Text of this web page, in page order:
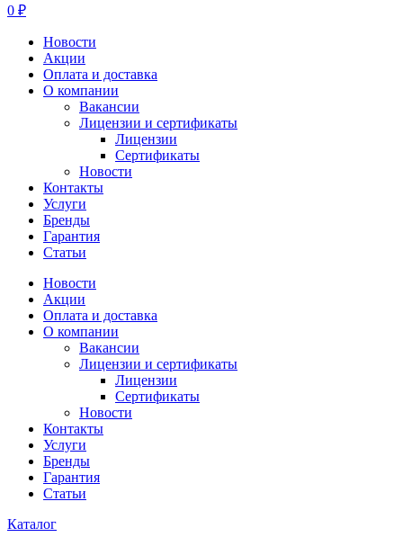
0 ₽
Новости
Акции
Оплата и доставка
О компании
Вакансии
Лицензии и сертификаты
Лицензии
Сертификаты
Новости
Контакты
Услуги
Бренды
Гарантия
Статьи
Новости
Акции
Оплата и доставка
О компании
Вакансии
Лицензии и сертификаты
Лицензии
Сертификаты
Новости
Контакты
Услуги
Бренды
Гарантия
Статьи
Каталог